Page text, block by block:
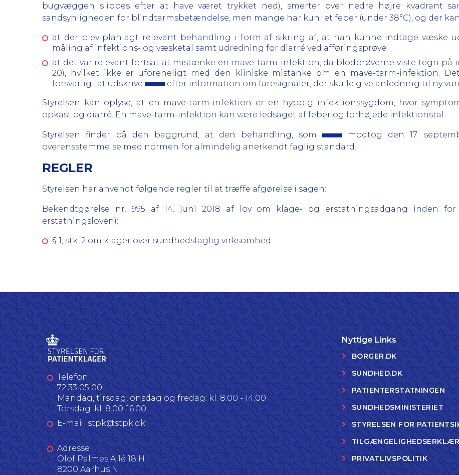
bugvæggen slippes efter at have været trykket ned), smerter over nedre højre kvadrant
sandsynligheden for blindtarmsbetændelse, men mange har kun let feber (under 38°C), og der
at der blev planlagt relevant behandling i form af sikring af, at han kunne indtage væske
måling af infektions- og væsketal samt udredning for diarré ved afføringsprøve.
at det var relevant fortsat at mistænke en mave-tarm-infektion, da blodprøverne viste tegn på
20), hvilket ikke er uforeneligt med den kliniske mistanke om en mave-tarm-infektion.
forsvarligt at udskrive
efter information om faresignaler, der skulle give anledning til ny
Styrelsen kan oplyse, at en mave-tarm-infektion er en hyppig infektionssygdom, hvor
opkast og diarré. En mave-tarm-infektion kan være ledsaget af feber og forhøjede infektionstal.
Styrelsen finder på den baggrund, at den behandling, som modtog den 17.
overensstemmelse med normen for almindelig anerkendt faglig standard.
REGLER
Styrelsen har anvendt følgende regler til at træffe afgørelse i sagen:
Bekendtgørelse nr. 995 af 14. juni 2018 af lov om klage- og erstatningsadgang inden for
erstatningsloven):
§ 1, stk. 2 om klager over sundhedsfaglig virksomhed
Telefon
72 33 05 00
Mandag, tirsdag, onsdag og fredag: kl. 8.00 - 14.00
Torsdag: kl. 8.00-16.00
E-mail: stpk@stpk.dk
Adresse
Olof Palmes Allé 18 H
8200 Aarhus N
Nyttige Links
BORGER.DK
SUNDHED.DK
PATIENTERSTATNINGEN
SUNDHEDSMINISTERIET
STYRELSEN FOR
PRIVATLIVSPOLITIK